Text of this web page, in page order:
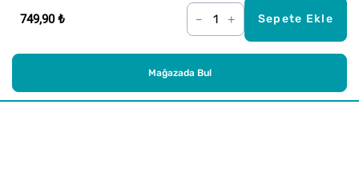
749,90 ₺ – + Sepete Ekle
Mağazada Bul